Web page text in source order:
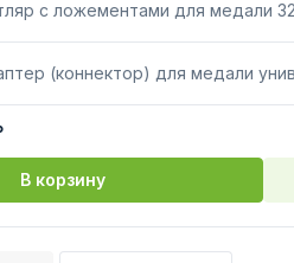
с ложементами для медали
(коннектор) для медали
В корзину